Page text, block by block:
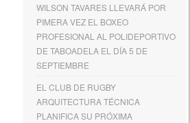
WILSON TAVARES LLEVARÁ POR
PIMERA VEZ EL BOXEO
PROFESIONAL AL POLIDEPORTIVO
DE TABOADELA EL DÍA 5 DE
SEPTIEMBRE
EL CLUB DE RUGBY
ARQUITECTURA TÉCNICA
PLANIFICA SU PRÓXIMA